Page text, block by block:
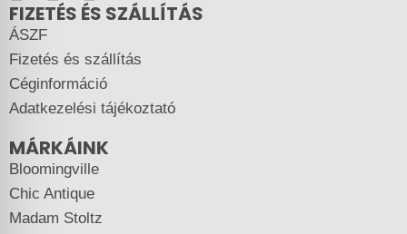
FIZETÉS ÉS SZÁLLÍTÁS
ÁSZF
Fizetés és szállítás
Céginformáció
Adatkezelési tájékoztató
MÁRKÁINK
Bloomingville
Chic Antique
Madam Stoltz